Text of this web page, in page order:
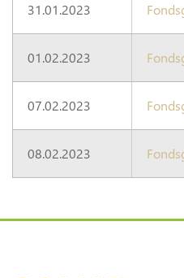
31.01.2023
01.02.2023
07.02.2023
08.02.2023